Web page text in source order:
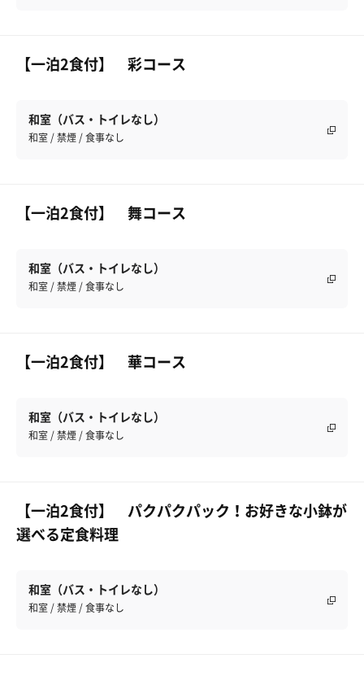
【一泊2食付】 彩コース
和室（バス・トイレなし）
和室 / 禁煙 / 食事なし
【一泊2食付】 舞コース
和室（バス・トイレなし）
和室 / 禁煙 / 食事なし
【一泊2食付】 華コース
和室（バス・トイレなし）
和室 / 禁煙 / 食事なし
【一泊2食付】 パクパクパック！お好きな小鉢が
選べる定食料理
和室（バス・トイレなし）
和室 / 禁煙 / 食事なし